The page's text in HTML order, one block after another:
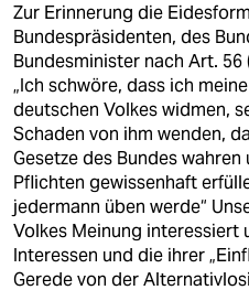
Zur Erinnerung die
Bundespräsidenten, des
Bundesminister nach Art. 56
„Ich schwöre, dass ich
deutschen Volkes widmen,
Schaden von ihm wenden,
Gesetze des Bundes
Pflichten gewissenhaft
jedermann üben werde“
Volkes Meinung interessiert
Interessen und die ihrer
Gerede von der